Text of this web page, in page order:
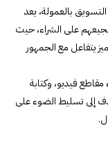
بالعمولة، يعد
على الشراء، حيث
يتفاعل مع الجمهور
فيديو، وكتابة
إلى تسليط الضوء على